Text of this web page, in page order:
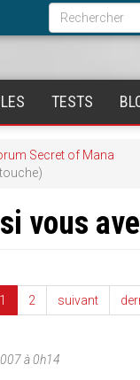
de
Rechercher
TESTS
Secret of Mana
vous
1 2 suivant
à 0h14